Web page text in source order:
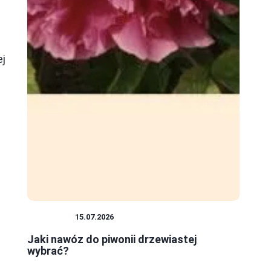
15.07.2026
Jaki nawóz do piwonii drzewiastej
wybrać?